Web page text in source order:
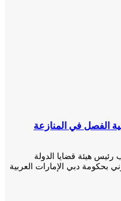
في المنازعة
هيئة قضايا الدولة
دبي الإمارات العربية